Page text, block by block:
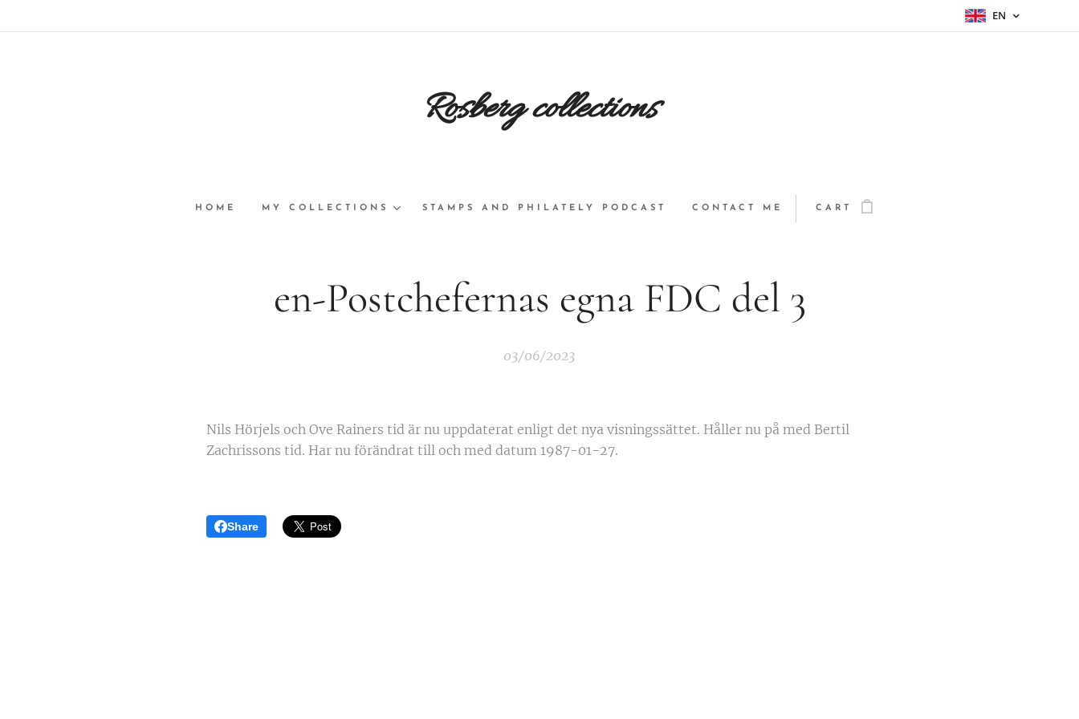
EN
Rosberg collections
HOME MY COLLECTIONS STAMPS AND PHILATELY PODCAST CONTACT ME CART
en-Postchefernas egna FDC del 3
03/06/2023
Nils Hörjels och Ove Rainers tid är nu uppdaterat enligt det nya visningssättet. Håller nu på med Bertil
Zachrissons tid. Har nu förändrat till och med datum 1987-01-27.
Share